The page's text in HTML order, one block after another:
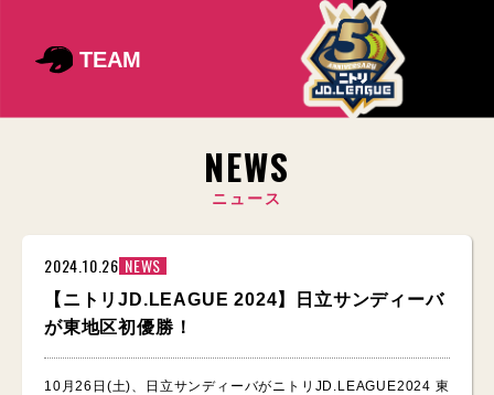
TEAM
NEWS
ニュース
2024.10.26 NEWS
【ニトリJD.LEAGUE 2024】日立サンディーバ
が東地区初優勝！
10月26日(土)、日立サンディーバがニトリJD.LEAGUE2024 東